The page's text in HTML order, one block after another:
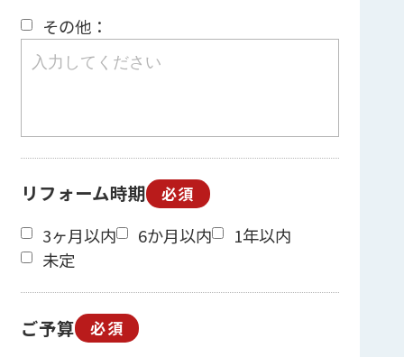
その他：
リフォーム時期 必須
3ヶ月以内 6か月以内
1年以内
未定
ご予算 必須